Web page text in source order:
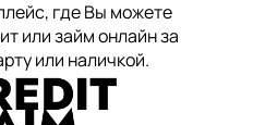
где Вы можете
или займ онлайн за
или наличкой.